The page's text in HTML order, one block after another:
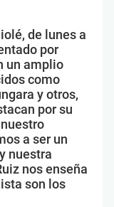
de lunes a
por
un amplio
como
y otros,
por su
a ser un
nuestra
nos enseña
son los